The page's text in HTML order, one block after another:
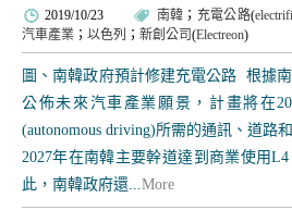
2019/10/23 南韓 ； 充電公路(
汽車產業 ； 以色列 ； 新創公司 (Electreon)
圖、南韓政府預計修建充電公路 根據南
公佈未來汽車產業願景，計畫將在
(autonomous driving)所需的通訊、道路
2027年在南韓主要幹道達到商業使用
此，南韓政府還...More